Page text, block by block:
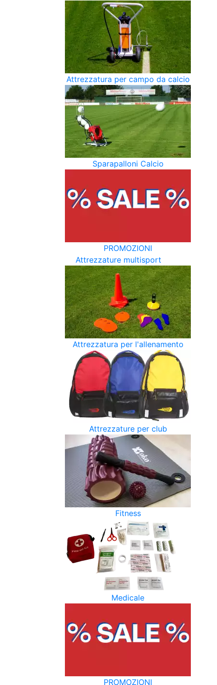
Attrezzatura per campo da calcio
Sparapalloni Calcio
PROMOZIONI
Attrezzature multisport
Attrezzatura per l'allenamento
Attrezzature per club
Fitness
Medicale
PROMOZIONI